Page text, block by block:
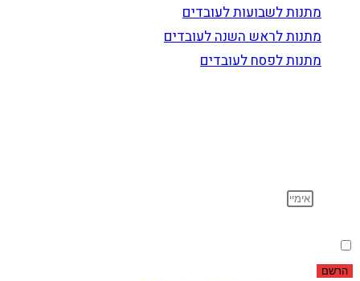
מתנות לשבועות לעובדים
מתנות לראש השנה לעובדים
מתנות לפסח לעובדים
הרשם